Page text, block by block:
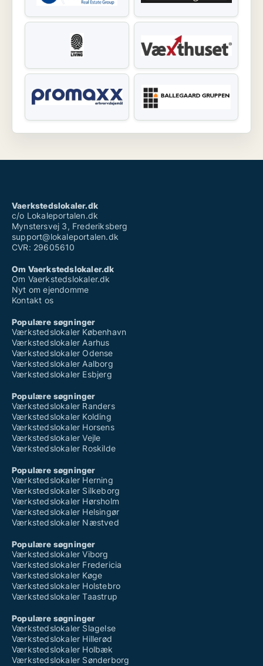
Vaerkstedslokaler.dk
c/o Lokaleportalen.dk
Mynstersvej 3, Frederiksberg
support@lokaleportalen.dk
CVR: 29605610
Om Vaerkstedslokaler.dk
Om Vaerkstedslokaler.dk
Nyt om ejendomme
Kontakt os
Populære søgninger
Værkstedslokaler København
Værkstedslokaler Aarhus
Værkstedslokaler Odense
Værkstedslokaler Aalborg
Værkstedslokaler Esbjerg
Populære søgninger
Værkstedslokaler Randers
Værkstedslokaler Kolding
Værkstedslokaler Horsens
Værkstedslokaler Vejle
Værkstedslokaler Roskilde
Populære søgninger
Værkstedslokaler Herning
Værkstedslokaler Silkeborg
Værkstedslokaler Hørsholm
Værkstedslokaler Helsingør
Værkstedslokaler Næstved
Populære søgninger
Værkstedslokaler Viborg
Værkstedslokaler Fredericia
Værkstedslokaler Køge
Værkstedslokaler Holstebro
Værkstedslokaler Taastrup
Populære søgninger
Værkstedslokaler Slagelse
Værkstedslokaler Hillerød
Værkstedslokaler Holbæk
Værkstedslokaler Sønderborg